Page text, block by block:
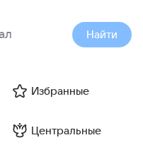
Найти
Избранные
Центральные